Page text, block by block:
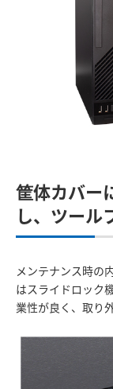
筐体カバー
し、ツール
メンテナンス時の
はスライドロック
業性が良く、取り